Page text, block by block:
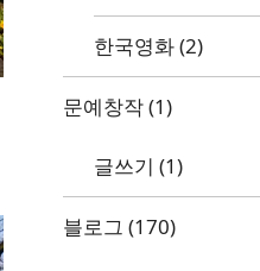
한국영화(2)
문예창작(1)
글쓰기 (1)
블로그 (170)